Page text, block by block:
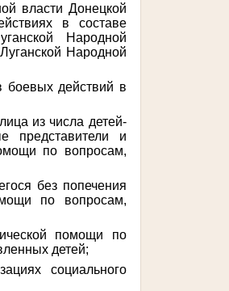
власти Донецкой
в составе
Народной
Народной
боевых действий в
из числа детей-
представители и
по вопросам,
без попечения
по вопросам,
помощи по
детей;
социального